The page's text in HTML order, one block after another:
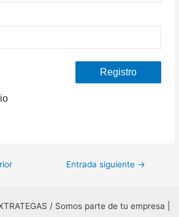
Entrada siguiente →
/ Somos parte de tu empresa |